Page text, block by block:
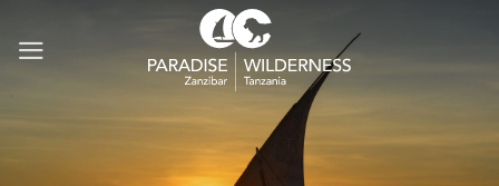
naar